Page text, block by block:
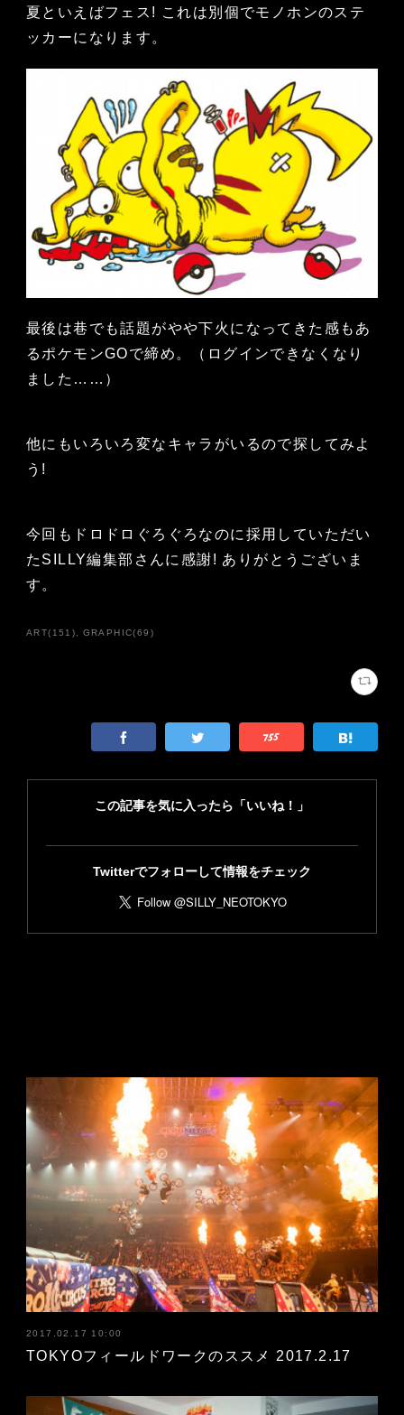
夏といえばフェス! これは別個でモノホンのステ
ッカーになります。
最後は巷でも話題がやや下火になってきた感もあ
るポケモンGOで締め。（ログインできなくなり
ました……）
他にもいろいろ変なキャラがいるので探してみよ
う!
今回もドロドロぐろぐろなのに採用していただい
たSILLY編集部さんに感謝! ありがとうございま
す。
ART( 151 ) GRAPHIC(69 )
2017.02.17 10:00
TOKYOフィールドワークのススメ 2017.2.17